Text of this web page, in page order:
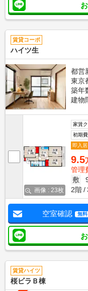
賃貸コーポ
ハイツ生
都営
東京
築年
建物
画像 : 23枚
家賃
初期
即入居
9.5
管理
敷
2階
空室確認 無料
賃貸ハイツ
桜ビラＢ棟